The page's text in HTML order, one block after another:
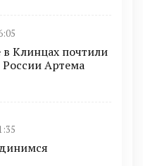
Клинцах почтили
России Артема